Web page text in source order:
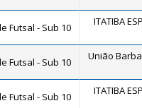
Futsal - Sub 10 ITATIBA
Futsal - Sub 10 União
Futsal - Sub 10 ITATIBA